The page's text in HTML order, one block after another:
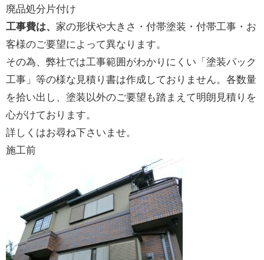
廃品処分片付け
工事費は、 家の形状や大きさ・付帯塗装・付帯工事・お
客様のご要望によって異なります。
その為、弊社では工事範囲がわかりにくい「塗装パック
工事」等の様な見積り書は作成しておりません。各数量
を拾い出し、塗装以外のご要望も踏まえて明朗見積りを
心がけております。
詳しくはお尋ね下さいませ。
施工前